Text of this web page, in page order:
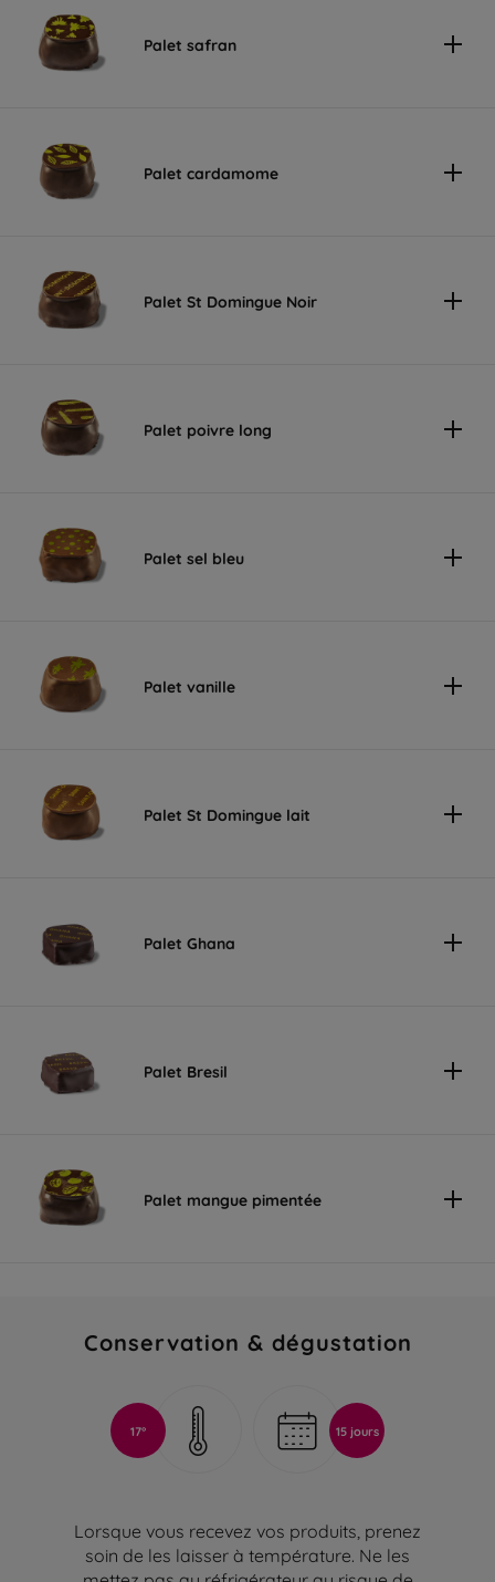
Palet safran
Palet cardamome
Palet St Domingue Noir
Palet poivre long
Palet sel bleu
Palet vanille
Palet St Domingue lait
Palet Ghana
Palet Bresil
Palet mangue pimentée
Conservation & dégustation
17° 15 jours
Lorsque vous recevez vos produits, prenez
soin de les laisser à température. Ne les